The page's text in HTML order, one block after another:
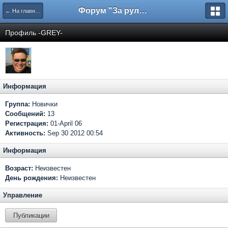
← На главную Форум "За рулем"
Профиль -GREY-
Информация
Группа: Новички
Сообщений: 13
Регистрация: 01-April 06
Активность: Sep 30 2012 00:54
Информация
Возраст: Неизвестен
День рождения: Неизвестен
Управление
Публикации